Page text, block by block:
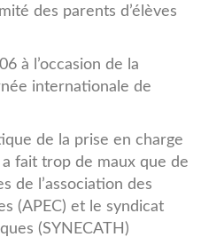
des parents d’élèves
à l’occasion de la
internationale de
de la prise en charge
fait trop de maux que de
de l’association des
(APEC) et le syndicat
(SYNECATH)